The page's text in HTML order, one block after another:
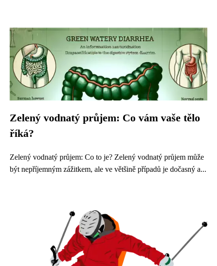
Zelený vodnatý průjem: Co vám vaše tělo
říká?
Zelený vodnatý průjem: Co to je? Zelený vodnatý průjem může
být nepříjemným zážitkem, ale ve většině případů je dočasný a...